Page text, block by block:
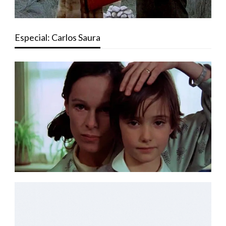
Especial: Carlos Saura